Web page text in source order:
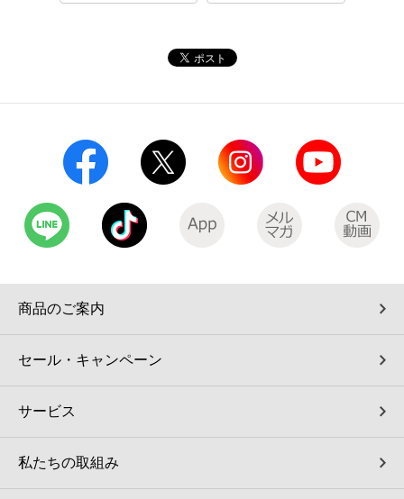
モバイルバッテリーシェアリング（店舗限定）
モバイルWi-Fiバッテリーシェアリング（店舗限定）
商品のご案内
セール・キャンペーン
サービス
私たちの取組み